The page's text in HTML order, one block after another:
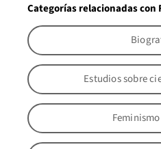
Categorías relacionadas con
Estudios sobre